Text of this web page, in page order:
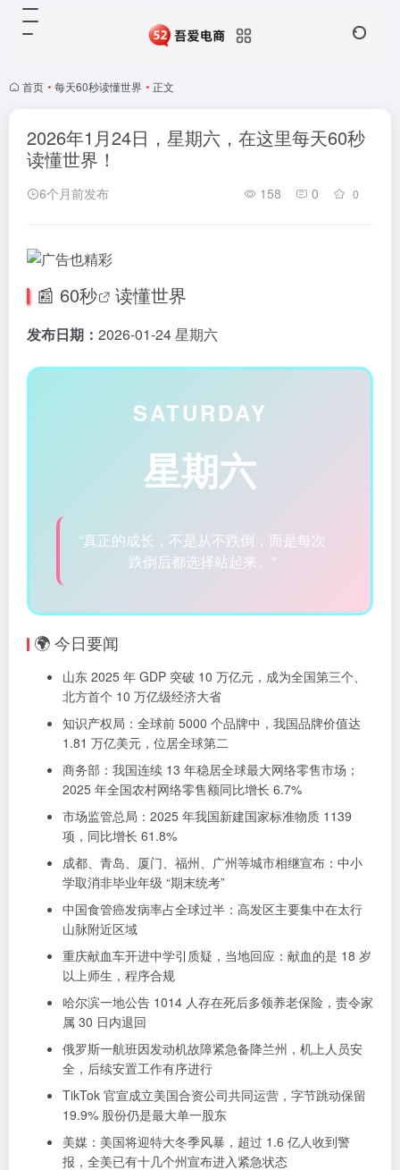
首页 • 每天60秒读懂世界 • 正文
2026年1月24日，星期六，在这里每天60秒
读懂世界！
6个月前发布 158 0 0
📰 60秒 读懂世界
发布日期： 2026-01-24 星期六
SATURDAY
星期六
“真正的成长，不是从不跌倒，而是每次
跌倒后都选择站起来。”
🌍 今日要闻
山东 2025 年 GDP 突破 10 万亿元，成为全国第三个、
北方首个 10 万亿级经济大省
知识产权局：全球前 5000 个品牌中，我国品牌价值达
1.81 万亿美元，位居全球第二
商务部：我国连续 13 年稳居全球最大网络零售市场；
2025 年全国农村网络零售额同比增长 6.7%
市场监管总局：2025 年我国新建国家标准物质 1139
项，同比增长 61.8%
成都、青岛、厦门、福州、广州等城市相继宣布：中小
学取消非毕业年级 “期末统考”
中国食管癌发病率占全球过半：高发区主要集中在太行
山脉附近区域
重庆献血车开进中学引质疑，当地回应：献血的是 18 岁
以上师生，程序合规
哈尔滨一地公告 1014 人存在死后多领养老保险，责令家
属 30 日内退回
俄罗斯一航班因发动机故障紧急备降兰州，机上人员安
全，后续安置工作有序进行
TikTok 官宣成立美国合资公司共同运营，字节跳动保留
19.9% 股份仍是最大单一股东
美媒：美国将迎特大冬季风暴，超过 1.6 亿人收到警
报，全美已有十几个州宣布进入紧急状态